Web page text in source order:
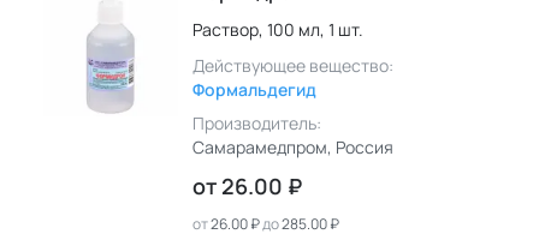
Раствор, 100 мл, 1 шт.
Действующее вещество:
Формальдегид
Производитель:
Самарамедпром, Россия
от 26.00 ₽
от26.00 ₽до285.00 ₽